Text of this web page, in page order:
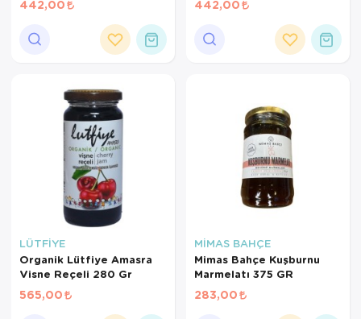
442,00 442,00
LÜTFİYE
Organik Lütfiye Amasra
Visne Reçeli 280 Gr
565,00
MİMAS BAHÇE
Mimas Bahçe Kuşburnu
Marmelatı 375 GR
283,00